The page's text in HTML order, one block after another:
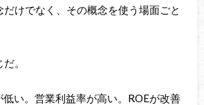
だけでなく、その概念を使う場面ごと
。
低い。営業利益率が高い。ROEが改善